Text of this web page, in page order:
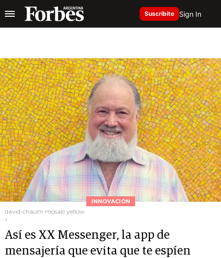
Suscribite Sign In
INNOVACIÓN
david-chaum mosaic yellow
-
Así es XX Messenger, la app de
mensajería que evita que te espíen